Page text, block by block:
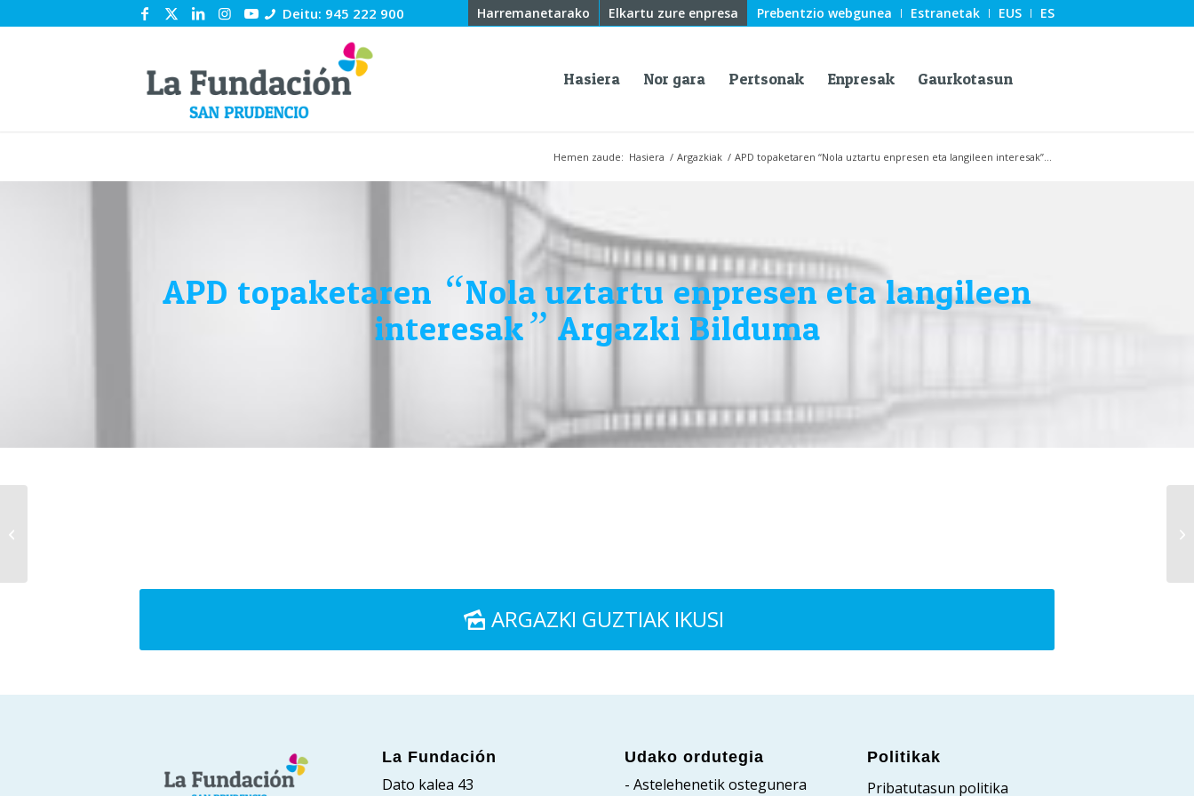
Harremanetarako Elkartu zure enpresa Prebentzio webgunea Estranetak EUS ES
Deitu: 945 222 900
Hasiera Nor gara Pertsonak Enpresak Gaurkotasun
Hemen zaude: Hasiera / Argazkiak / APD topaketaren “Nola uztartu enpresen eta langileen interesak”...
APD topaketaren “Nola uztartu enpresen eta langileen
interesak” Argazki Bilduma
ARGAZKI GUZTIAK IKUSI
La Fundación
Dato kalea 43
Udako ordutegia
- Astelehenetik ostegunera
Politikak
Pribatutasun politika